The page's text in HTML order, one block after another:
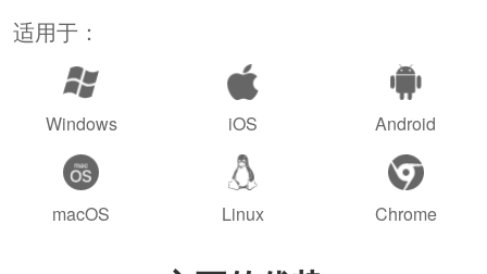
适用于：
Windows iOS Android
macOS Linux Chrome